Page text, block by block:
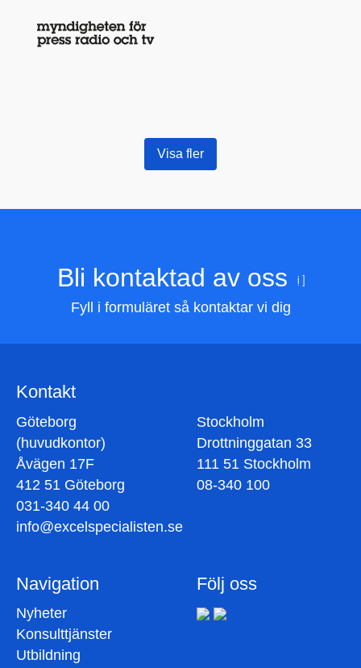
Visa fler
Bli kontaktad av oss
Fyll i formuläret så kontaktar vi dig
Kontakt
Göteborg
(huvudkontor)
Åvägen 17F
412 51 Göteborg
031-340 44 00
info@excelspecialisten.se
Stockholm
Drottninggatan 33
111 51 Stockholm
08-340 100
Navigation
Nyheter
Konsulttjänster
Utbildning
Följ oss